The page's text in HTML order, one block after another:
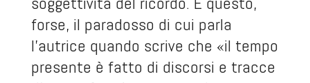
forse, il paradosso di cui parla
l’autrice quando scrive che «il tempo
presente è fatto di discorsi e tracce